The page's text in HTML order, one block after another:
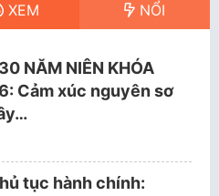
XEM NỔI
NĂM NIÊN KHÓA
Cảm xúc nguyên sơ
tục hành chính: